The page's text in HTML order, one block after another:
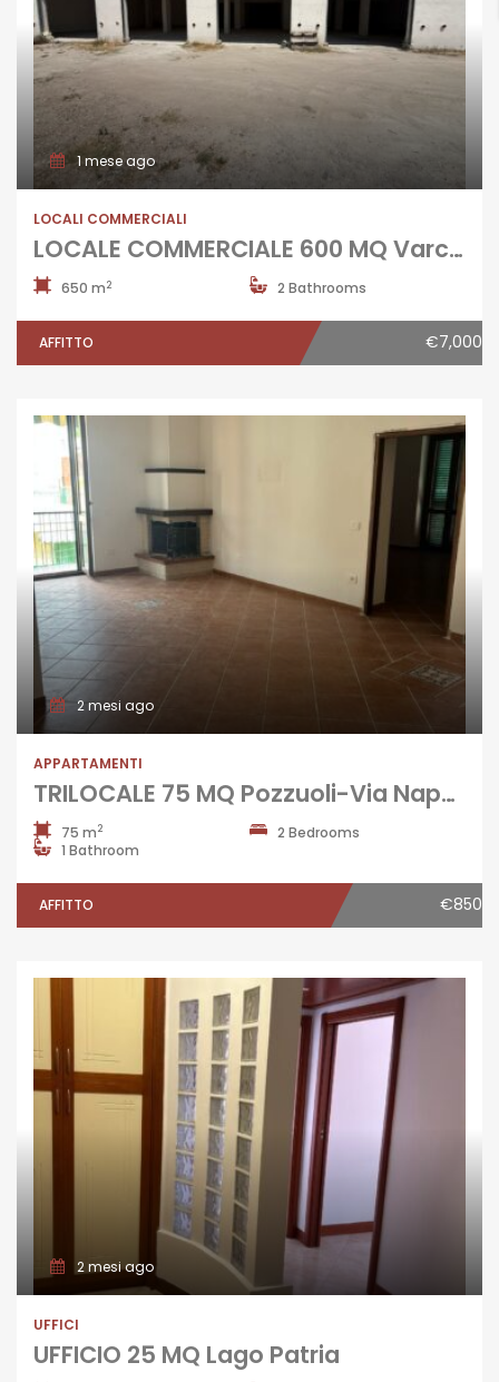
1 mese ago
LOCALI COMMERCIALI
LOCALE COMMERCIALE 600 MQ Varcaturo
650 m2 2 Bathrooms
AFFITTO €7,000
2 mesi ago
APPARTAMENTI
TRILOCALE 75 MQ Pozzuoli-Via Napoli
75 m2
2 Bedrooms
1 Bathroom
AFFITTO €850
2 mesi ago
UFFICI
UFFICIO 25 MQ Lago Patria